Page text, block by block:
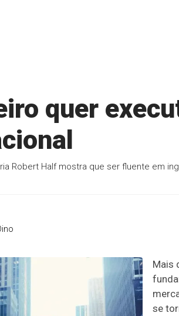
quer
Robert Half mostra que ser fluente em
Mais
se